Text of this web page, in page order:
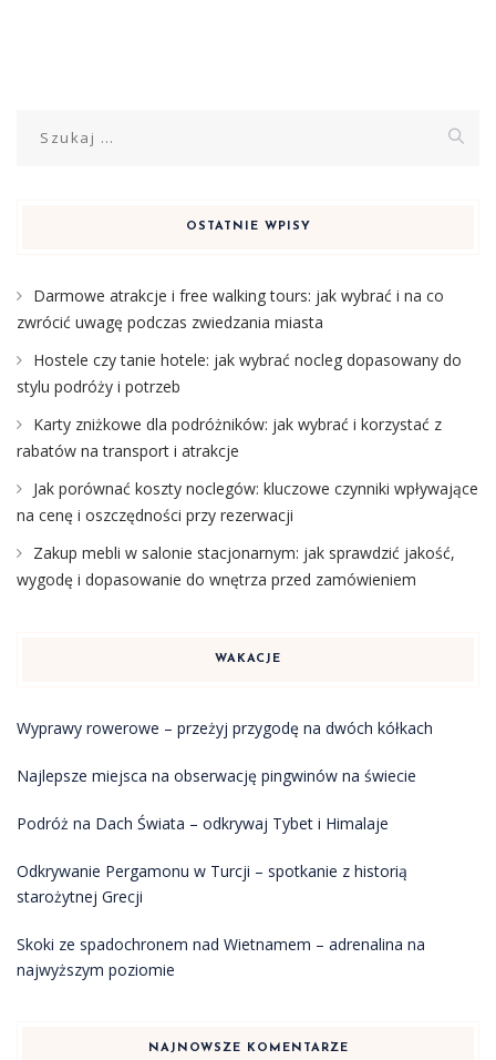
OSTATNIE WPISY
Darmowe atrakcje i free walking tours: jak wybrać i na co
zwrócić uwagę podczas zwiedzania miasta
Hostele czy tanie hotele: jak wybrać nocleg dopasowany do
stylu podróży i potrzeb
Karty zniżkowe dla podróżników: jak wybrać i korzystać z
rabatów na transport i atrakcje
Jak porównać koszty noclegów: kluczowe czynniki wpływające
na cenę i oszczędności przy rezerwacji
Zakup mebli w salonie stacjonarnym: jak sprawdzić jakość,
wygodę i dopasowanie do wnętrza przed zamówieniem
WAKACJE
Wyprawy rowerowe – przeżyj przygodę na dwóch kółkach
Najlepsze miejsca na obserwację pingwinów na świecie
Podróż na Dach Świata – odkrywaj Tybet i Himalaje
Odkrywanie Pergamonu w Turcji – spotkanie z historią
starożytnej Grecji
Skoki ze spadochronem nad Wietnamem – adrenalina na
najwyższym poziomie
NAJNOWSZE KOMENTARZE